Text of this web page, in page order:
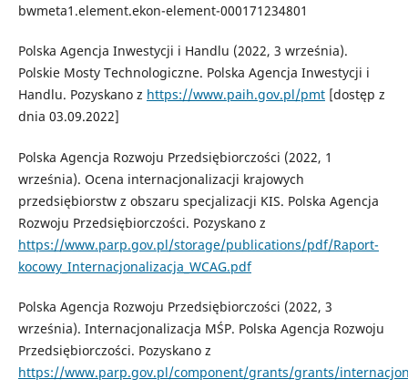
bwmeta1.element.ekon-element-000171234801
Polska Agencja Inwestycji i Handlu (2022, 3 września).
Polskie Mosty Technologiczne. Polska Agencja Inwestycji i
Handlu. Pozyskano z https://www.paih.gov.pl/pmt[dostęp z
dnia 03.09.2022]
Polska Agencja Rozwoju Przedsiębiorczości (2022, 1
września). Ocena internacjonalizacji krajowych
przedsiębiorstw z obszaru specjalizacji KIS. Polska Agencja
Rozwoju Przedsiębiorczości. Pozyskano z
https://www.parp.gov.pl/storage/publications/pdf/Raport-
kocowy_Internacjonalizacja_WCAG.pdf
Polska Agencja Rozwoju Przedsiębiorczości (2022, 3
września). Internacjonalizacja MŚP. Polska Agencja Rozwoju
Przedsiębiorczości. Pozyskano z
https://www.parp.gov.pl/component/grants/grants/